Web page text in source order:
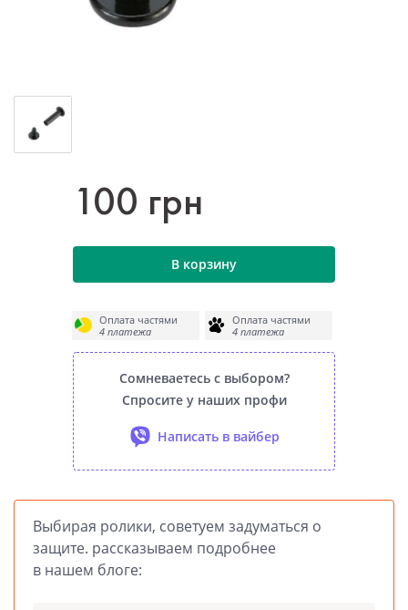
100 грн
В корзину
Оплата частями
4 платежа
Оплата частями
4 платежа
Сомневаетесь с выбором?
Спросите у наших профи
Написать в вайбер
Выбирая ролики, советуем задуматься о
защите. рассказываем подробнее
в нашем блоге: